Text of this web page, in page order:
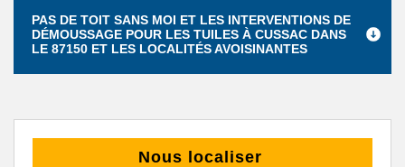
PAS DE TOIT SANS MOI ET LES INTERVENTIONS DE
DÉMOUSSAGE POUR LES TUILES À CUSSAC DANS
LE 87150 ET LES LOCALITÉS AVOISINANTES
Nous localiser